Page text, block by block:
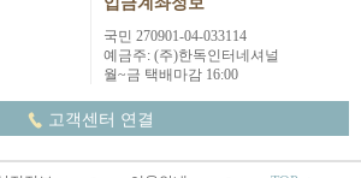
국민 270901-04-033114
예금주: (주)한독인터네셔널
월~금 택배마감 16:00
고객센터 연결